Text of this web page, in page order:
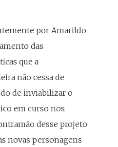
por Amarildo
das
que a
não cessa de
de inviabilizar o
em curso nos
desse projeto
novas personagens